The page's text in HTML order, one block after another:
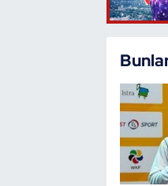
Vücut Geliştirme
Wushu Kungfu